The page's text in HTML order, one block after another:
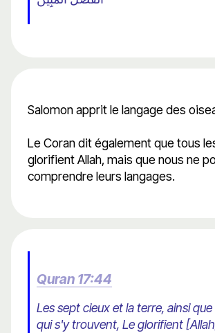
Salomon apprit le langage des
Le Coran dit également que tous
glorifient Allah, mais que nous ne
comprendre leurs langages.
Quran 17:44
Les sept cieux et la terre, ainsi
qui s'y trouvent, Le glorifient